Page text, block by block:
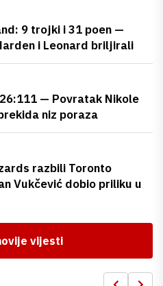
9 trojki i 31 poen —
i Leonard briljirali
— Povratak Nikole
niz poraza
razbili Toronto
Vukčević dobio priliku u
vijesti